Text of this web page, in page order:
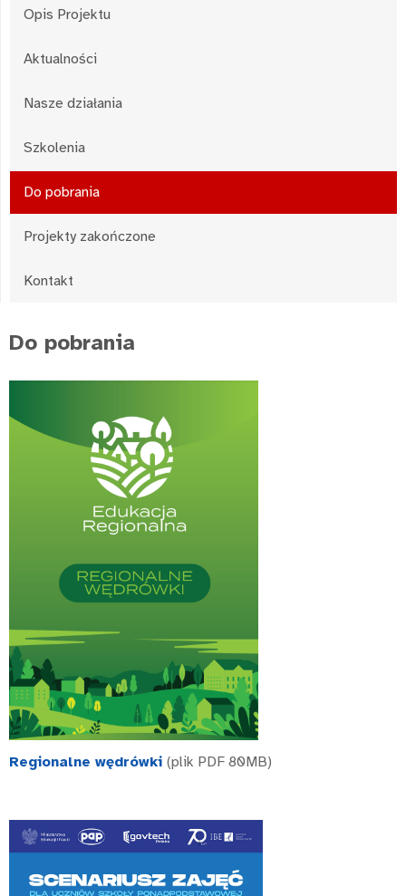
Opis Projektu
Aktualności
Nasze działania
Szkolenia
Do pobrania
Projekty zakończone
Kontakt
Do pobrania
Regionalne wędrówki (plik PDF 80MB)